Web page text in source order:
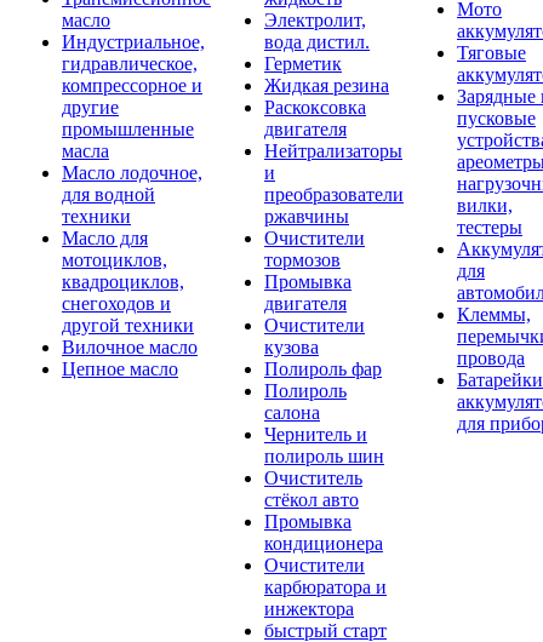
масло
Индустриальное,
гидравлическое,
компрессорное и
другие
промышленные
масла
Масло лодочное,
для водной
техники
Масло для
мотоциклов,
квадроциклов,
снегоходов и
другой техники
Вилочное масло
Цепное масло
Электролит,
вода дистил.
Герметик
Жидкая резина
Раскоксовка
двигателя
Нейтрализаторы
и
преобразователи
ржавчины
Очистители
тормозов
Промывка
двигателя
Очистители
кузова
Полироль фар
Полироль
салона
Чернитель и
полироль шин
Очиститель
стёкол авто
Промывка
кондиционера
Очистители
карбюратора и
инжектора
быстрый старт
Мото
Тяговые
Зарядные
пусковые
вилки,
тестеры
для
Клеммы,
провода
для